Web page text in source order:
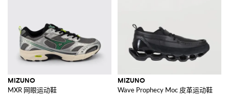
MIZUNO
MXR 网眼运动鞋
MIZUNO
Wave Prophecy Moc 皮革运动鞋